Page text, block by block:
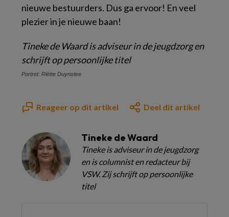
nieuwe bestuurders. Dus ga ervoor! En veel
plezier in je nieuwe baan!
Tineke de Waardis adviseur in de jeugdzorg en
schrijft op persoonlijke titel
Portret: Riëtte Duynstee
Reageer op dit artikel Deel dit artikel
Tineke de Waard
Tineke is adviseur in de jeugdzorg
en is columnist en redacteur bij
VSW. Zij schrijft op persoonlijke
titel